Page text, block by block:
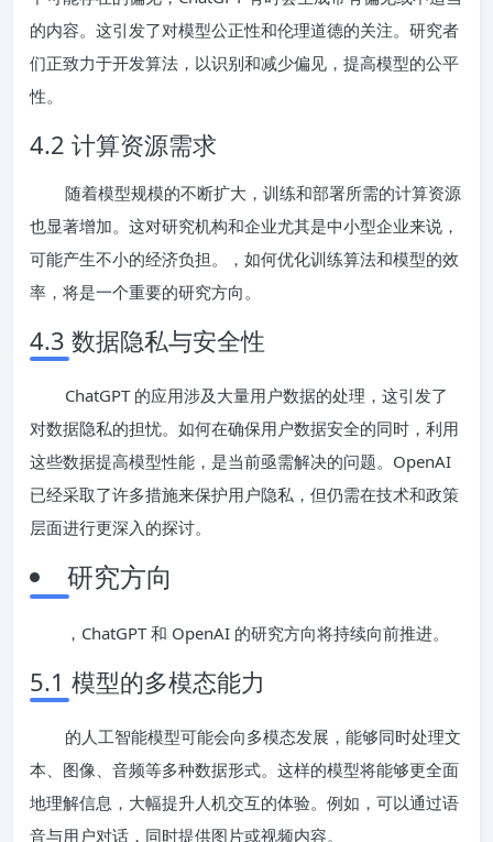
的内容。这引发了对模型公正性和伦理道德的关注。研究者
们正致力于开发算法，以识别和减少偏见，提高模型的公平
性。
4.2 计算资源需求
随着模型规模的不断扩大，训练和部署所需的计算资源
也显著增加。这对研究机构和企业尤其是中小型企业来说，
可能产生不小的经济负担。，如何优化训练算法和模型的效
率，将是一个重要的研究方向。
4.3 数据隐私与安全性
ChatGPT 的应用涉及大量用户数据的处理，这引发了
对数据隐私的担忧。如何在确保用户数据安全的同时，利用
这些数据提高模型性能，是当前亟需解决的问题。OpenAI
已经采取了许多措施来保护用户隐私，但仍需在技术和政策
层面进行更深入的探讨。
研究方向
，ChatGPT 和 OpenAI 的研究方向将持续向前推进。
5.1 模型的多模态能力
的人工智能模型可能会向多模态发展，能够同时处理文
本、图像、音频等多种数据形式。这样的模型将能够更全面
地理解信息，大幅提升人机交互的体验。例如，可以通过语
音与用户对话，同时提供图片或视频内容。